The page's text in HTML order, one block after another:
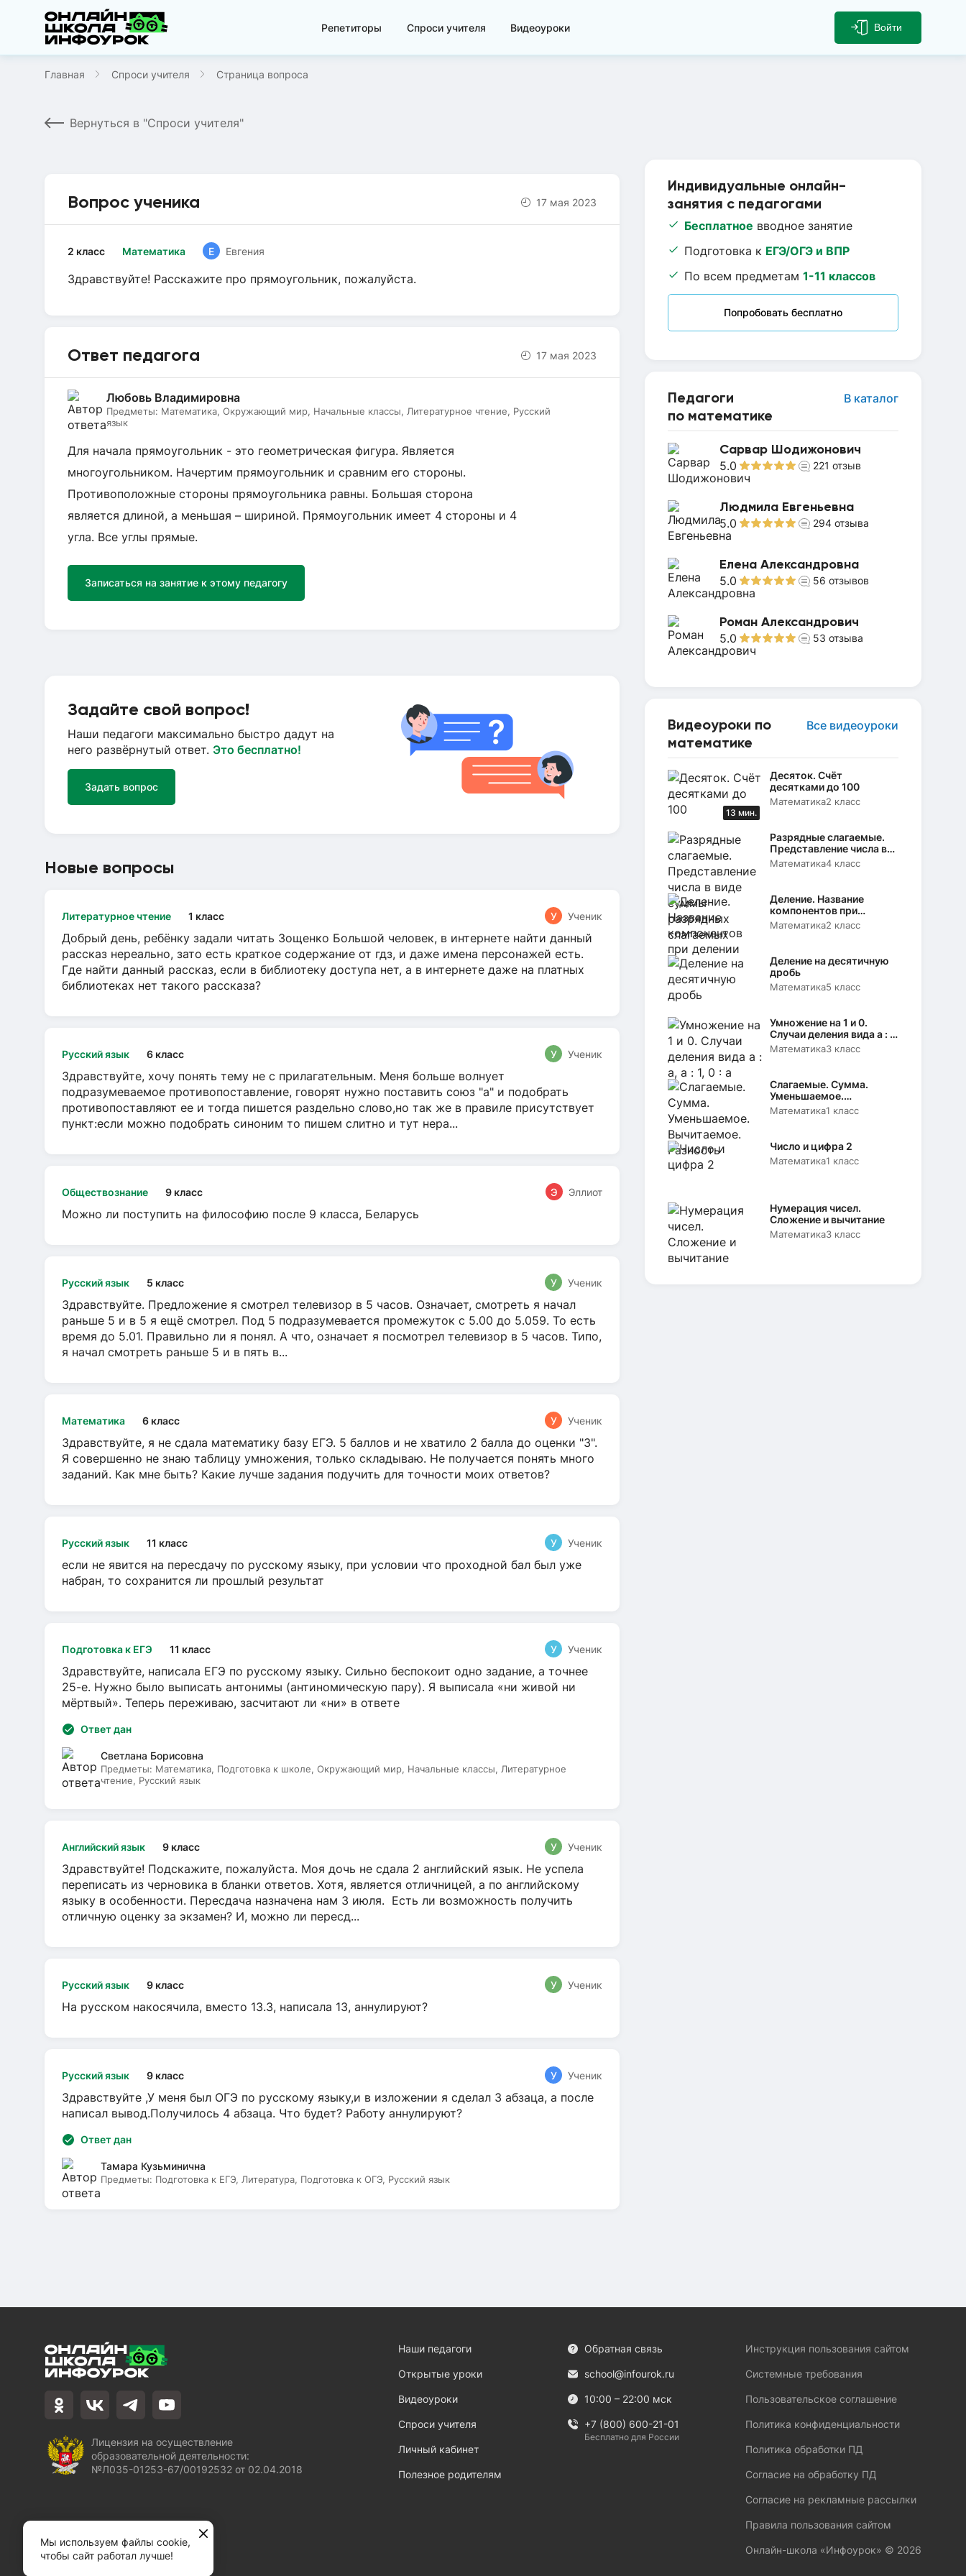
Репетиторы Спроси учителя Видеоуроки Войти
Главная Спроси учителя Страница вопроса
Вернуться в "Спроси учителя"
Индивидуальные онлайн-
занятия с педагогами
Бесплатное вводное занятие
Подготовка к ЕГЭ/ОГЭ и ВПР
По всем предметам 1-11 классов
Попробовать бесплатно
Педагоги
по математике
В каталог
Сарвар Шодижонович
5.0 221 отзыв
Людмила Евгеньевна
5.0 294 отзыва
Елена Александровна
5.0 56 отзывов
Роман Александрович
5.0 53 отзыва
Видеоуроки по
математике
Все видеоуроки
13 мин.
Десяток. Счёт
десятками до 100
Математика2 класс
Разрядные слагаемые.
Представление числа в
виде суммы разрядных
Математика4 класс
Деление. Название
компонентов при
делении
Математика2 класс
Деление на десятичную
дробь
Математика5 класс
Умножение на 1 и 0.
Случаи деления вида а : а,
а : 1, 0 : а
Математика3 класс
Слагаемые. Сумма.
Уменьшаемое.
Вычитаемое. Разность
Математика1 класс
Число и цифра 2
Математика1 класс
Нумерация чисел.
Сложение и вычитание
Математика3 класс
Вопрос ученика 17 мая 2023
Математика
2 класс Е Евгения
Здравствуйте! Расскажите про прямоугольник, пожалуйста.
Ответ педагога 17 мая 2023
Любовь Владимировна
Предметы: Математика, Окружающий мир, Начальные классы, Литературное чтение, Русский
язык
Для начала прямоугольник - это геометрическая фигура. Является
многоугольником. Начертим прямоугольник и сравним его стороны.
Противоположные стороны прямоугольника равны. Большая сторона
является длиной, а меньшая – шириной. Прямоугольник имеет 4 стороны и 4
угла. Все углы прямые.
Записаться на занятие к этому педагогу
Задайте свой вопрос!
Наши педагоги максимально быстро дадут на
него развёрнутый ответ. Это бесплатно!
Задать вопрос
Новые вопросы
Литературное чтение 1 класс У Ученик
Добрый день, ребёнку задали читать Зощенко Большой человек, в интернете найти данный
рассказ нереально, зато есть краткое содержание от гдз, и даже имена персонажей есть.
Где найти данный рассказ, если в библиотеку доступа нет, а в интернете даже на платных
библиотеках нет такого рассказа?
Русский язык 6 класс У Ученик
Здравствуйте, хочу понять тему не с прилагательным. Меня больше волнует
подразумеваемое противопоставление, говорят нужно поставить союз "а" и подобрать
противопоставляют ее и тогда пишется раздельно слово,но так же в правиле присутствует
пункт:если можно подобрать синоним то пишем слитно и тут нера...
Обществознание 9 класс Э Эллиот
Можно ли поступить на философию после 9 класса, Беларусь
Русский язык 5 класс У Ученик
Здравствуйте. Предложение я смотрел телевизор в 5 часов. Означает, смотреть я начал
раньше 5 и в 5 я ещё смотрел. Под 5 подразумевается промежуток с 5.00 до 5.059. То есть
время до 5.01. Правильно ли я понял. А что, означает я посмотрел телевизор в 5 часов. Типо,
я начал смотреть раньше 5 и в пять в...
Математика 6 класс У Ученик
Здравствуйте, я не сдала математику базу ЕГЭ. 5 баллов и не хватило 2 балла до оценки "3".
Я совершенно не знаю таблицу умножения, только складываю. Не получается понять много
заданий. Как мне быть? Какие лучше задания подучить для точности моих ответов?
Русский язык 11 класс У Ученик
если не явится на пересдачу по русскому языку, при условии что проходной бал был уже
набран, то сохранится ли прошлый результат
Подготовка к ЕГЭ 11 класс У Ученик
Здравствуйте, написала ЕГЭ по русскому языку. Сильно беспокоит одно задание, а точнее
25-е. Нужно было выписать антонимы (антиномическую пару). Я выписала «ни живой ни
мёртвый». Теперь переживаю, засчитают ли «ни» в ответе
Ответ дан
Светлана Борисовна
Предметы: Математика, Подготовка к школе, Окружающий мир, Начальные классы, Литературное
чтение, Русский язык
Английский язык 9 класс У Ученик
Здравствуйте! Подскажите, пожалуйста. Моя дочь не сдала 2 английский язык. Не успела
переписать из черновика в бланки ответов. Хотя, является отличницей, а по английскому
языку в особенности. Пересдача назначена нам 3 июля. Есть ли возможность получить
отличную оценку за экзамен? И, можно ли пересд...
Русский язык 9 класс У Ученик
На русском накосячила, вместо 13.3, написала 13, аннулируют?
Русский язык 9 класс У Ученик
Здравствуйте ,У меня был ОГЭ по русскому языку,и в изложении я сделал 3 абзаца, а после
написал вывод.Получилось 4 абзаца. Что будет? Работу аннулируют?
Ответ дан
Тамара Кузьминична
Предметы: Подготовка к ЕГЭ, Литература, Подготовка к ОГЭ, Русский язык
Лицензия на осуществление
образовательной деятельности:
№Л035-01253-67/00192532 от 02.04.2018
Наши педагоги
Открытые уроки
Видеоуроки
Спроси учителя
Личный кабинет
Полезное родителям
Обратная связь
school@infourok.ru
10:00 – 22:00 мск
+7 (800) 600-21-01
Бесплатно для России
Инструкция пользования сайтом
Системные требования
Пользовательское соглашение
Политика конфиденциальности
Политика обработки ПД
Согласие на обработку ПД
Согласие на рекламные рассылки
Правила пользования сайтом
Онлайн-школа «Инфоурок» © 2026
Мы используем файлы cookie,
чтобы сайт работал лучше!